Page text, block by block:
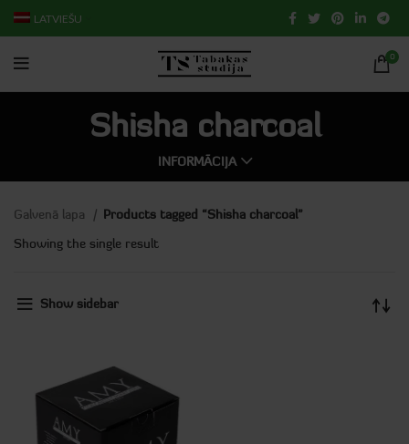
LATVIEŠU
0
Shisha charcoal
INFORMĀCIJA
Galvenā lapa
Products tagged “Shisha charcoal”
Showing the single result
Show sidebar